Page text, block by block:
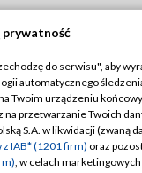
TVP
Regulamin TVP
Polityka
prywatność
do serwisu", aby
automatycznego
Twoim urządzeniu
przetwarzanie Twoich
S.A. w likwidacji (zwaną
IAB* (1201 firm) oraz
, w celach